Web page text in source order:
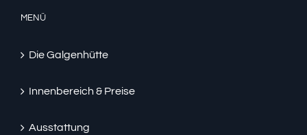
MENÜ
Die Galgenhütte
Innenbereich & Preise
Ausstattung